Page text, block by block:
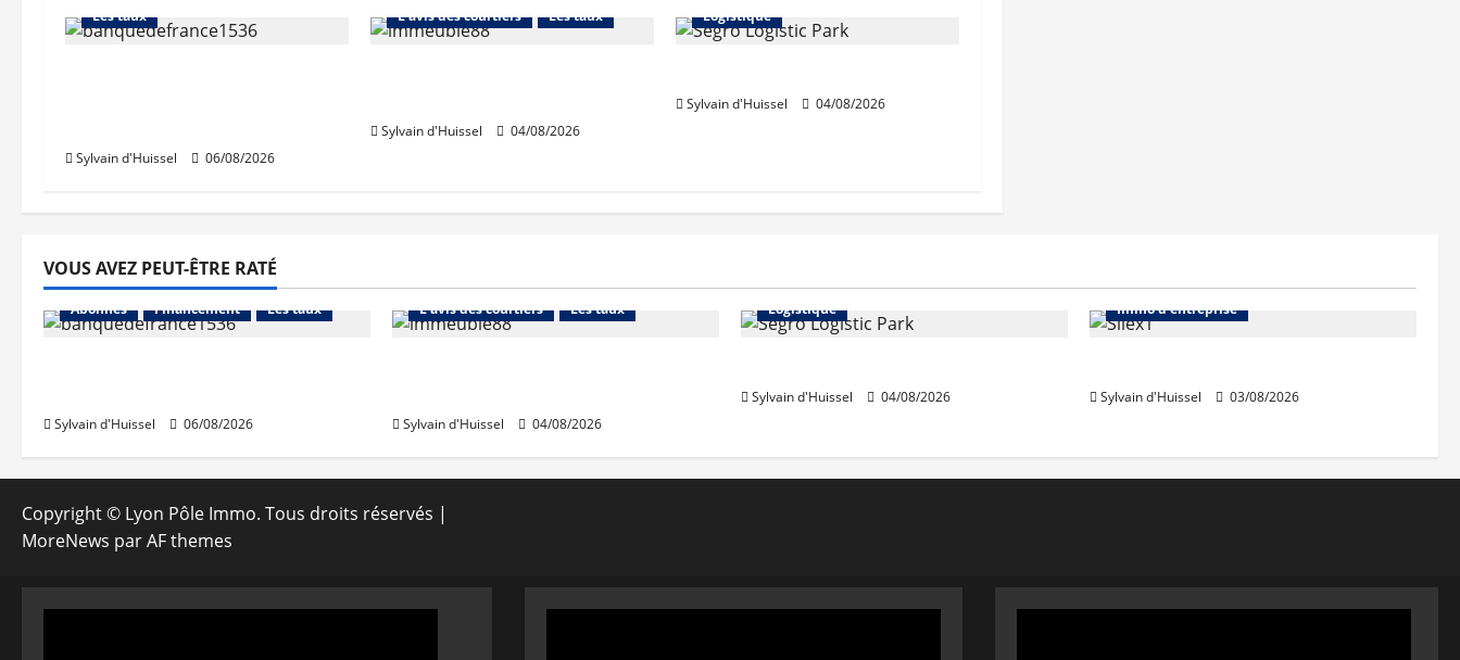
Les taux
Sylvain d'Huissel 06/08/2026
L'avis des courtiers
Les taux
Sylvain d'Huissel 04/08/2026
Logistique
Sylvain d'Huissel 04/08/2026
VOUS AVEZ PEUT-ÊTRE RATÉ
Abonnés Financement Les taux
Sylvain d'Huissel 06/08/2026
L'avis des courtiers
Les taux
Sylvain d'Huissel 04/08/2026
Logistique
Sylvain d'Huissel 04/08/2026
Immo d'entreprise
Sylvain d'Huissel 03/08/2026
Copyright © Lyon Pôle Immo. Tous droits réservés |
MoreNews par AF themes